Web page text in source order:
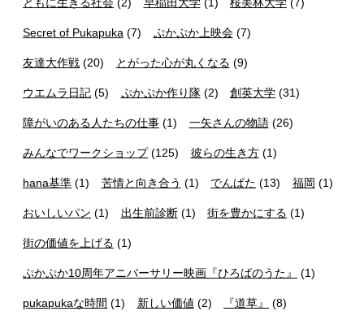
ともに生きる社会 (2) 早稲田大学(1) 桜美林大学 (7)
Secret of Pukapuka (7) ぷかぷか上映会(7)
友達大作戦 (20) とがった心が丸くなる (9)
ウエムラ日記 (5) ぷかぷか作り隊(2) 創英大学 (31)
障がいのある人たちの仕事 (1) 一矢さんの物語(26)
みんなでワークショップ(125) 彼らの生き方(1)
hana基準 (1) 苦情と向き合う (1) でんぱた (13) 福岡 (1)
おいしいパン (1) 出生前診断(1) 街を豊かにする (1)
街の価値を上げる (1)
ぷかぷか10周年アニバーサリー映画『ひろばのうた』 (1)
pukapukaな時間 (1) 新しい価値 (2) 『道草』 (8)